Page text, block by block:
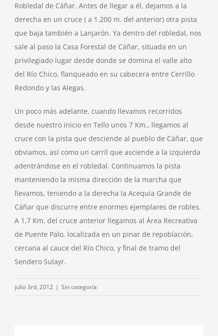
Robledal de Cáñar. Antes de llegar a él, dejamos a la
derecha en un cruce ( a 1.200 m. del anterior) otra pista
que baja también a Lanjarón. Ya dentro del robledal, nos
sale al paso la Casa Forestal de Cáñar, situada en un
privilegiado lugar desde donde se domina el valle alto
del Río Chico, flanqueado en su cabecera entre Cerrillo
Redondo y las Alegas.
Un poco más adelante, cuando llevamos recorridos
desde nuestro inicio en Tello unos 7 Km., llegamos al
cruce con la pista que desciende al pueblo de Cáñar, que
obviamos, así como un carril que asciende a la izquierda
adentrándose en el robledal. Continuamos la pista
manteniendo la misma dirección de la marcha que
llevamos, teniendo a la derecha la Acequia Grande de
Cáñar que discurre entre enormes ejemplares de robles.
A 1,7 Km. del cruce anterior llegamos al Área Recreativa
de Puente Palo, localizada en un pinar de repoblación,
cercana al cauce del Río Chico, y final de tramo del
Sendero Sulayr.
julio 3rd, 2012 | Sin categoría